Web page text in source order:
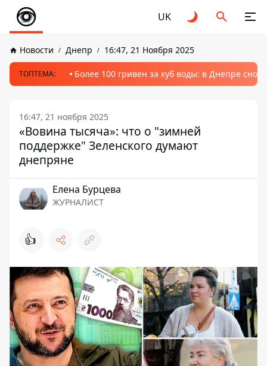
UK
Новости Днепр 16:47, 21 Ноября 2025
ТОПТЕМА: Более 100 гривен за куб воды: в Днепре
16:47, 21 ноября 2025
«Вовина тысяча»: что о "зимней
поддержке" Зеленского думают
днепряне
Елена Бурцева
ЖУРНАЛИСТ
👍